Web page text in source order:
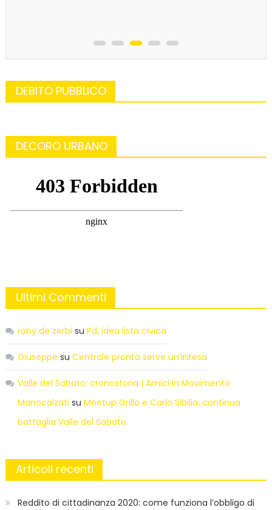
DEBITO PUBBLICO
DECORO URBANO
Ultimi Commenti
roby de zerbi su Pd, idea lista civica
Giuseppe su Centrale pronta serve un’intesa
Valle del Sabato: cronostoria | Amici in Movimento
Manocalzati su Meetup Grillo e Carlo Sibilia, continua
battaglia Valle del Sabato
Articoli recenti
Reddito di cittadinanza 2020: come funziona l’obbligo di